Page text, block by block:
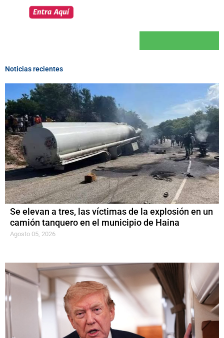
Noticias recientes
Se elevan a tres, las víctimas de la explosión en un
camión tanquero en el municipio de Haina
Agosto 05, 2026